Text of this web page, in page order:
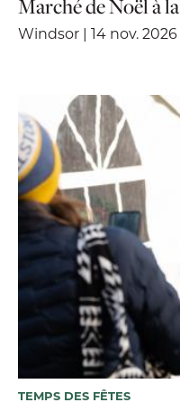
Marché de Noël à
Windsor | 14 nov. 2026
TEMPS DES FÊTES